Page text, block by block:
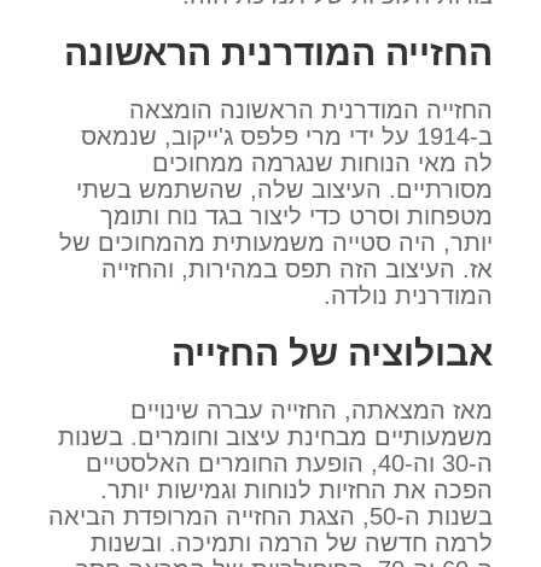
החזייה המודרנית הראשונה
החזייה המודרנית הראשונה הומצאה
ב-1914 על ידי מרי פלפס ג'ייקוב, שנמאס
לה מאי הנוחות שנגרמה ממחוכים
מסורתיים. העיצוב שלה, שהשתמש בשתי
מטפחות וסרט כדי ליצור בגד נוח ותומך
יותר, היה סטייה משמעותית מהמחוכים של
אז. העיצוב הזה תפס במהירות, והחזייה
המודרנית נולדה.
אבולוציה של החזייה
מאז המצאתה, החזייה עברה שינויים
משמעותיים מבחינת עיצוב וחומרים. בשנות
ה-30 וה-40, הופעת החומרים האלסטיים
הפכה את החזיות לנוחות וגמישות יותר.
בשנות ה-50, הצגת החזייה המרופדת הביאה
לרמה חדשה של הרמה ותמיכה. ובשנות